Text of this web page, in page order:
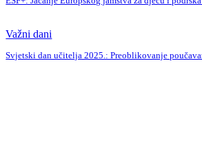
Važni dani
Svjetski dan učitelja 2025.: Preoblikovanje